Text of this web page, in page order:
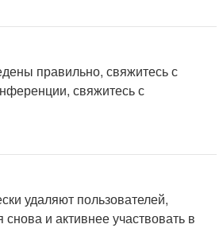
правильно, свяжитесь с
свяжитесь с
удаляют пользователей,
и активнее участвовать в